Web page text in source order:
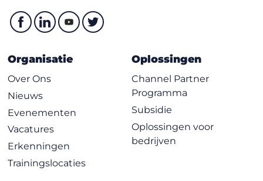
Organisatie
Over Ons
Nieuws
Evenementen
Vacatures
Erkenningen
Trainingslocaties
Oplossingen
Channel Partner
Programma
Subsidie
Oplossingen voor
bedrijven